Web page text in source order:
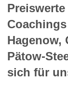
Hagenow,
Pätow-
sich für